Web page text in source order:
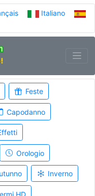
Italiano
Feste
Capodanno
Orologio
Inverno
HD